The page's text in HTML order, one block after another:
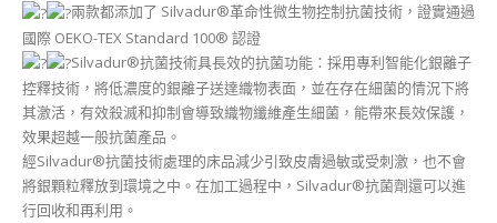
兩款都添加了 Silvadur®革命性微生物控制抗菌技術，證實通過
國際 OEKO-TEX Standard 100® 認證
Silvadur®抗菌技術具長效的抗菌功能：採用專利智能化銀離子
控釋技術，將低濃度的銀離子送達織物表面，並在存在細菌的情況下將
其激活，有效殺滅和抑制會導致織物纖維產生細菌，能帶來長效保護，
效果超越一般抗菌產品。
經Silvadur®抗菌技術處理的床品減少引致皮膚過敏或受刺激，也不會
將銀顆粒釋放到環境之中。在加工過程中，Silvadur®抗菌劑還可以進
行回收和再利用。